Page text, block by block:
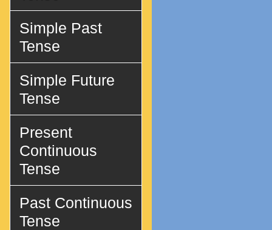
Simple Past
Tense
Simple Future
Tense
Present
Continuous
Tense
Past Continuous
Tense